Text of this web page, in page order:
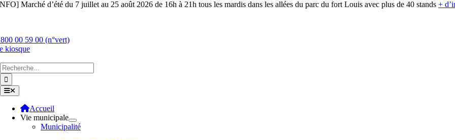
Skip Marché d’été du 7 juillet au 25 août 2026 de 16h à 21h tous les mardis dans les allées du parc du fort Louis avec plus de 40 stands+
00 59 00 (n°vert)
kiosque
Chercher
:
Toggle
Navigation
Accueil
Vie municipale
Municipalité